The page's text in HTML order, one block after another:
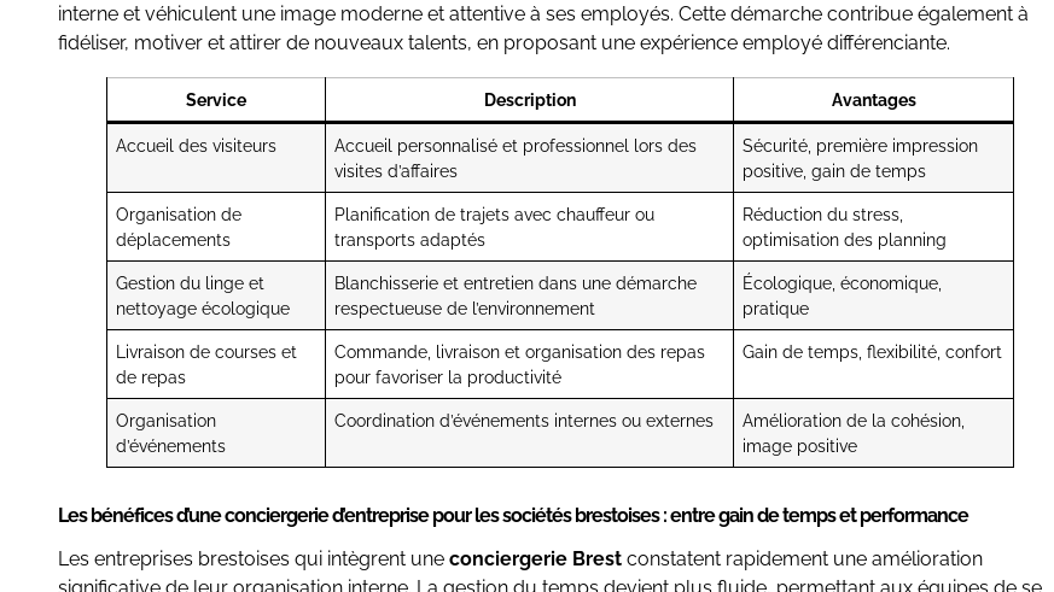
interne et véhiculent une image moderne et attentive à ses employés. Cette démarche contribue également à
fidéliser, motiver et attirer de nouveaux talents, en proposant une expérience employé différenciante.
Service Description Avantages
Accueil des visiteurs
Accueil personnalisé et professionnel lors des
visites d’affaires
Sécurité, première impression
positive, gain de temps
Organisation de
déplacements
Planification de trajets avec chauffeur ou
transports adaptés
Réduction du stress,
optimisation des planning
Gestion du linge et
nettoyage écologique
Blanchisserie et entretien dans une démarche
respectueuse de l’environnement
Écologique, économique,
pratique
Livraison de courses et
de repas
Commande, livraison et organisation des repas
pour favoriser la productivité
Gain de temps, flexibilité, confort
Organisation
d’événements
Coordination d’événements internes ou externes
Amélioration de la cohésion,
image positive
Les bénéfices d’une conciergerie d’entreprise pour les sociétés brestoises : entre gain de temps et performance
Les entreprises brestoises qui intègrent une conciergerie Brest constatent rapidement une amélioration
significative de leur organisation interne. La gestion du temps devient plus fluide, permettant aux équipes de se